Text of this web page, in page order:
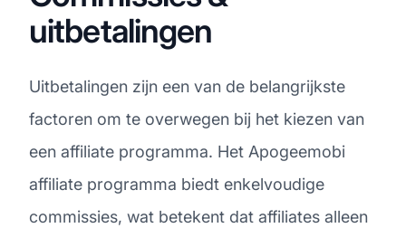
uitbetalingen
Uitbetalingen zijn een van de belangrijkste
factoren om te overwegen bij het kiezen van
een affiliate programma. Het Apogeemobi
affiliate programma biedt enkelvoudige
commissies, wat betekent dat affiliates alleen